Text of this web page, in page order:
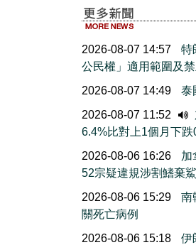
2026-08-07 14:57
特
公民權」適用範圍及禁
2026-08-07 14:49
泰
2026-08-07 11:52
6.4%比對上1個月下跌
2026-08-06 16:26
加
52宗疑違規涉割鰭棄
2026-08-06 15:29
南
關死亡病例
2026-08-06 15:18
伊